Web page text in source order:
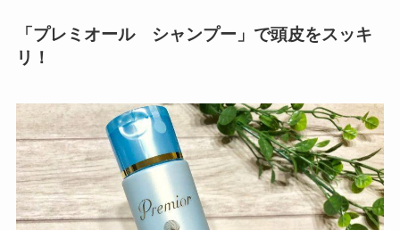
「プレミオール シャンプー」で頭皮をスッキ
リ！